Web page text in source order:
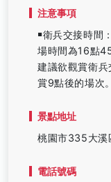
注意事項
￭衛兵交接時間
場時間為16點
建議欲觀賞衛
賞9點後的場次
景點地址
桃園市335大溪
電話號碼